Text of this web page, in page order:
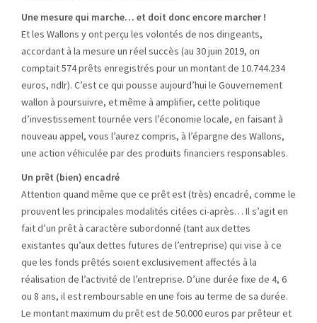
Une mesure qui marche… et doit donc encore marcher !
Et les Wallons y ont perçu les volontés de nos dirigeants,
accordant à la mesure un réel succès (au 30 juin 2019, on
comptait 574 prêts enregistrés pour un montant de 10.744.234
euros, ndlr). C’est ce qui pousse aujourd’hui le Gouvernement
wallon à poursuivre, et même à amplifier, cette politique
d’investissement tournée vers l’économie locale, en faisant à
nouveau appel, vous l’aurez compris, à l’épargne des Wallons,
une action véhiculée par des produits financiers responsables.
Un prêt (bien) encadré
Attention quand même que ce prêt est (très) encadré, comme le
prouvent les principales modalités citées ci-après… Il s’agit en
fait d’un prêt à caractère subordonné (tant aux dettes
existantes qu’aux dettes futures de l’entreprise) qui vise à ce
que les fonds prêtés soient exclusivement affectés à la
réalisation de l’activité de l’entreprise. D’une durée fixe de 4, 6
ou 8 ans, il est remboursable en une fois au terme de sa durée.
Le montant maximum du prêt est de 50.000 euros par prêteur et